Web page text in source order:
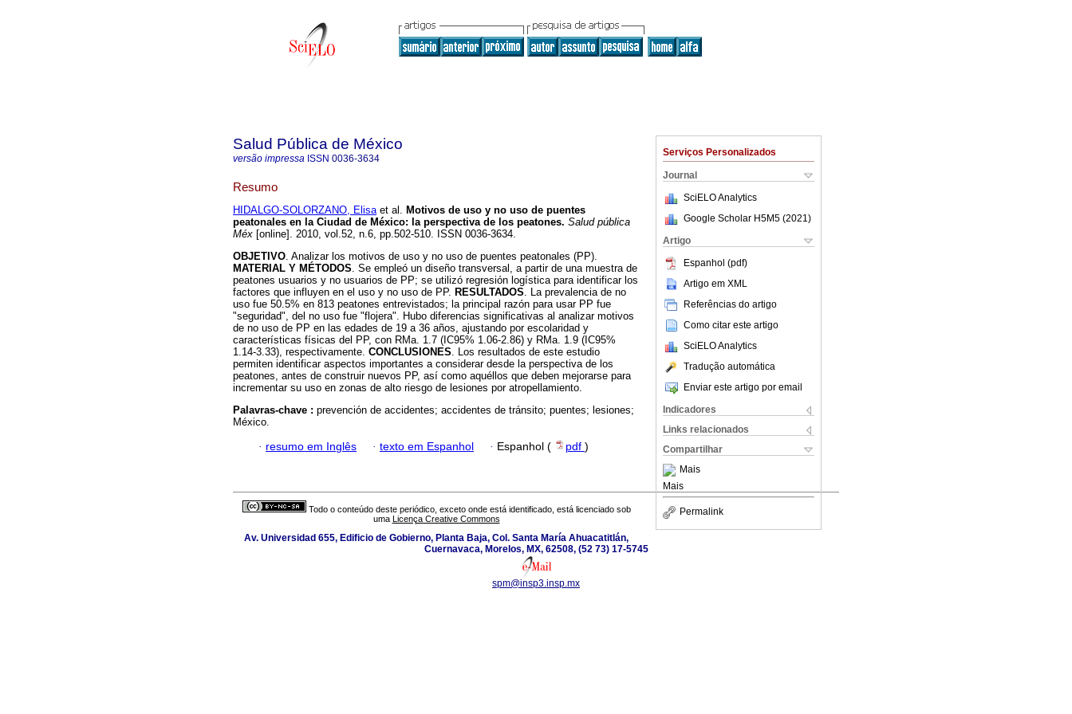
Serviços Personalizados
Journal
SciELO Analytics
Google Scholar H5M5 (2021 )
Artigo
Espanhol (pdf)
Artigo em XML
Referências do artigo
Como citar este artigo
SciELO Analytics
Tradução automática
Enviar este artigo por email
Indicadores
Links relacionados
Compartilhar
Mais
Mais
Permalink
Salud Pública de México
versão impressa ISSN 0036-3634
Resumo
HIDALGO-SOLORZANO, Elisaet al. Motivos de uso y no uso de puentes
peatonales en la Ciudad de México: la perspectiva de los peatones. Salud pública
Méx [online]. 2010, vol.52, n.6, pp.502-510. ISSN 0036-3634.
OBJETIVO. Analizar los motivos de uso y no uso de puentes peatonales (PP).
MATERIAL Y MÉTODOS. Se empleó un diseño transversal, a partir de una muestra de
peatones usuarios y no usuarios de PP; se utilizó regresión logística para identificar los
factores que influyen en el uso y no uso de PP. RESULTADOS. La prevalencia de no
uso fue 50.5% en 813 peatones entrevistados; la principal razón para usar PP fue
"seguridad", del no uso fue "flojera". Hubo diferencias significativas al analizar motivos
de no uso de PP en las edades de 19 a 36 años, ajustando por escolaridad y
características físicas del PP, con RMa. 1.7 (IC95% 1.06-2.86) y RMa. 1.9 (IC95%
1.14-3.33), respectivamente. CONCLUSIONES. Los resultados de este estudio
permiten identificar aspectos importantes a considerar desde la perspectiva de los
peatones, antes de construir nuevos PP, así como aquéllos que deben mejorarse para
incrementar su uso en zonas de alto riesgo de lesiones por atropellamiento.
Palavras-chave : prevención de accidentes; accidentes de tránsito; puentes; lesiones;
México.
· resumo em Inglês · texto em Espanhol · Espanhol ( pdf )
Todo o conteúdo deste periódico, exceto onde está identificado, está licenciado sob
uma Licença Creative Commons
Av. Universidad 655, Edificio de Gobierno, Planta Baja, Col. Santa María Ahuacatitlán,
Cuernavaca, Morelos, MX, 62508, (52 73) 17-5745
spm@insp3.insp.mx